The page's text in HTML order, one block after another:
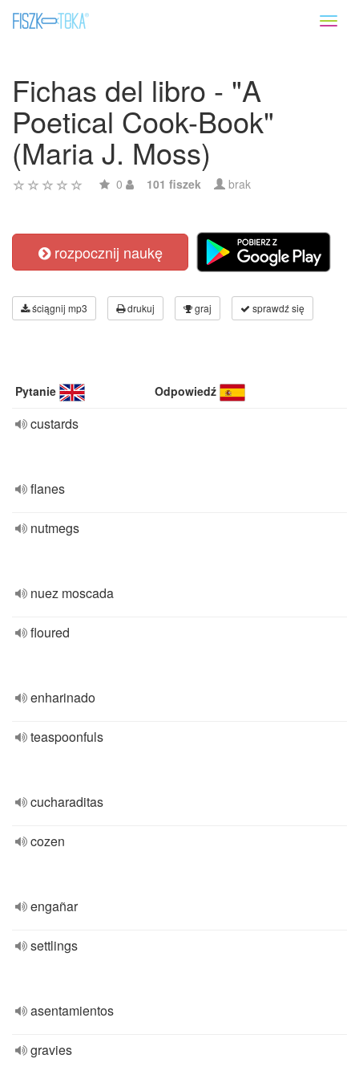
Fichas del libro - "A
Poetical Cook-Book"
(Maria J. Moss)
0 101 fiszek brak
rozpocznij naukę
ściągnij mp3 drukuj graj sprawdź się
Pytanie Odpowiedź
custards
flanes
nutmegs
nuez moscada
floured
enharinado
teaspoonfuls
cucharaditas
cozen
engañar
settlings
asentamientos
gravies